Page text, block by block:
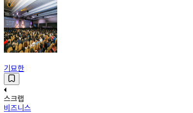
기묘한
스크랩
비즈니스